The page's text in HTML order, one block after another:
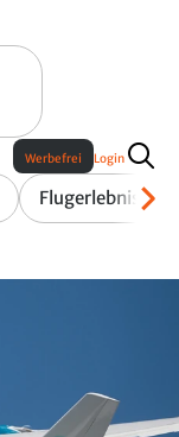
Flugerlebnis
Werbefrei Login